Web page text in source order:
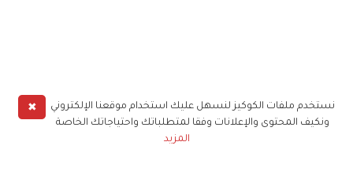
✖
نستخدم ملفات الكوكيز لنسهل عليك استخدام موقعنا الإلكتروني
ونكيف المحتوى والإعلانات وفقا لمتطلباتك واحتياجاتك الخاصة
المزيد